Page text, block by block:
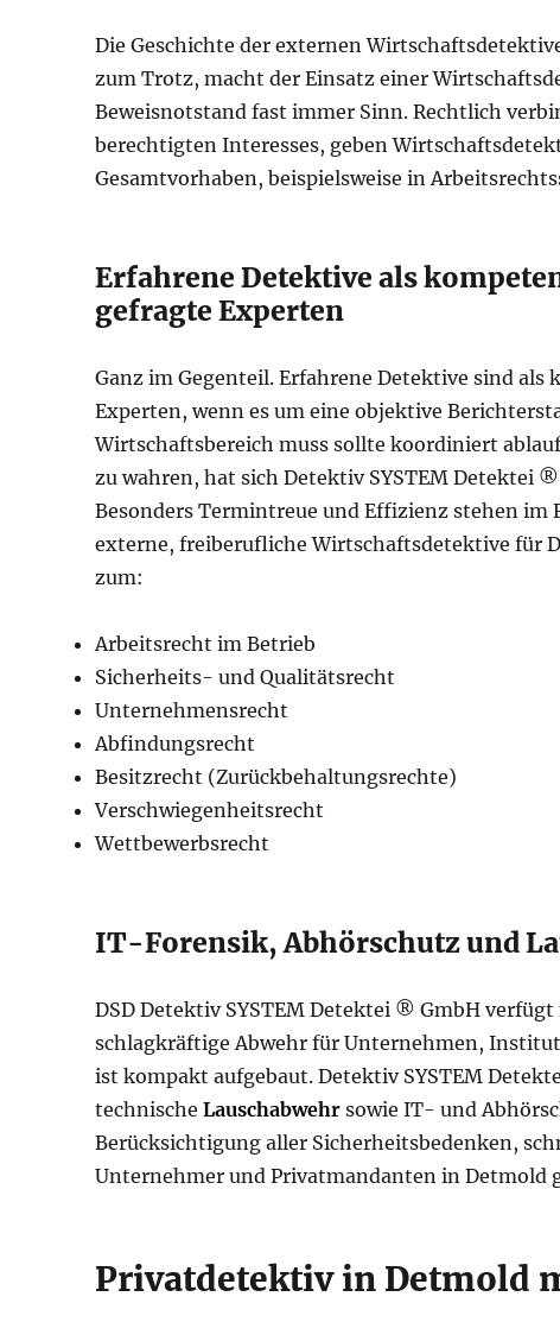
Die Geschichte der externen
zum Trotz, macht der Einsatz einer
Beweisnotstand fast immer Sinn. Rechtlich
berechtigten Interesses, geben
Gesamtvorhaben, beispielsweise in
Erfahrene Detektive als
gefragte Experten
Ganz im Gegenteil. Erfahrene Detektive sind
Experten, wenn es um eine objektive
Wirtschaftsbereich muss sollte koordiniert
zu wahren, hat sich Detektiv SYSTEM
Besonders Termintreue und Effizienz stehen
externe, freiberufliche Wirtschaftsdetektive für
zum:
Arbeitsrecht im Betrieb
Sicherheits- und Qualitätsrecht
Unternehmensrecht
Abfindungsrecht
Besitzrecht (Zurückbehaltungsrechte)
Verschwiegenheitsrecht
Wettbewerbsrecht
IT-Forensik, Abhörschutz und
DSD Detektiv SYSTEM Detektei ® GmbH
schlagkräftige Abwehr für Unternehmen,
ist kompakt aufgebaut. Detektiv SYSTEM
technischeLauschabwehr sowie IT- und
Berücksichtigung aller Sicherheitsbedenken,
Unternehmer und Privatmandanten in Detmold
Privatdetektiv in Detmold